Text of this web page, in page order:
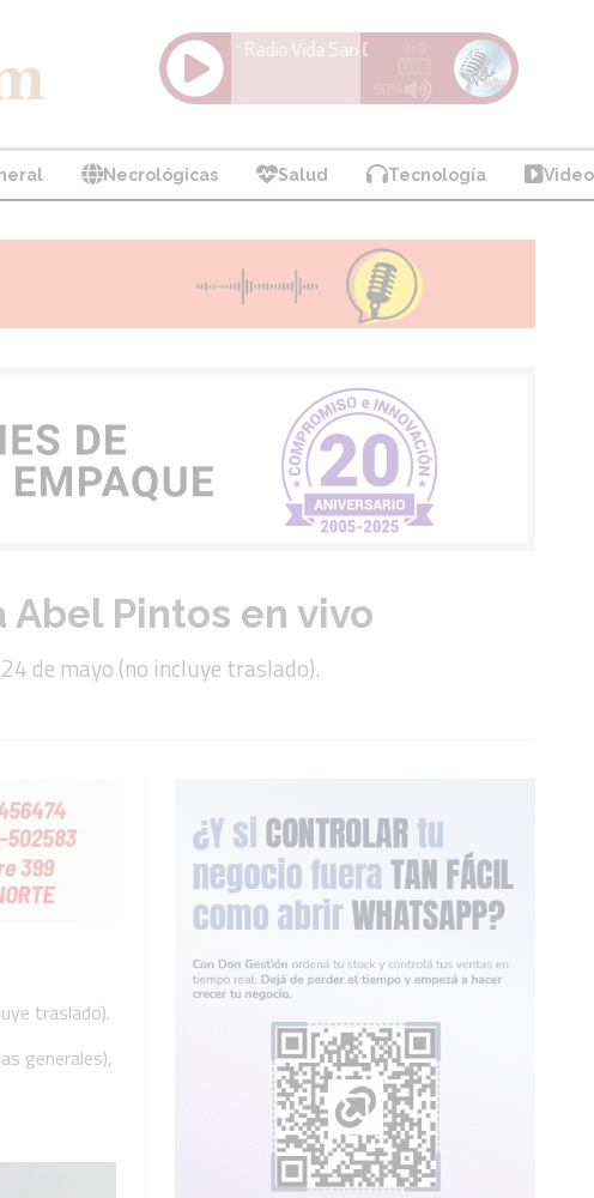
Necrológicas Salud Tecnología
Pintos en vivo
de mayo (no incluye traslado).
traslado).
generales),